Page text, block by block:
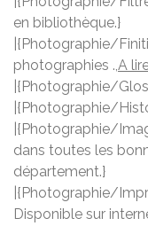
en bibliothèque.}
|{Photographie/
photographies .,A
|{Photographie/
|{Photographie/
|{Photographie/
dans toutes les
département.}
|{Photographie/
Disponible sur